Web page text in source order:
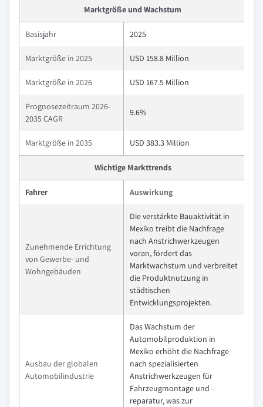
Marktgröße und Wachstum
Basisjahr 2025
Marktgröße in 2025 USD 158.8 Million
Marktgröße in 2026 USD 167.5 Million
Prognosezeitraum 2026-
2035 CAGR
9.6%
Marktgröße in 2035 USD 383.3 Million
Wichtige Markttrends
Fahrer Auswirkung
Zunehmende Errichtung
von Gewerbe- und
Wohngebäuden
Die verstärkte Bauaktivität in
Mexiko treibt die Nachfrage
nach Anstrichwerkzeugen
voran, fördert das
Marktwachstum und verbreitet
die Produktnutzung in
städtischen
Entwicklungsprojekten.
Ausbau der globalen
Automobilindustrie
Das Wachstum der
Automobilproduktion in
Mexiko erhöht die Nachfrage
nach spezialisierten
Anstrichwerkzeugen für
Fahrzeugmontage und -
reparatur, was zur